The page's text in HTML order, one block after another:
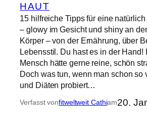
HAUT
15 hilfreiche Tipps für eine
– glowy im Gesicht und shiny an
Körper – von der Ernährung, über
Lebensstil. Du hast es in der Hand!
Mensch hätte gerne reine, schön
Doch was tun, wenn man schon so
und Diäten probiert…
Verfasst vonfitweltweit Cathiam20.